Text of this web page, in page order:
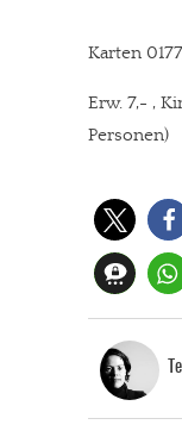
Karten
Erw. 7,- ,
Personen)